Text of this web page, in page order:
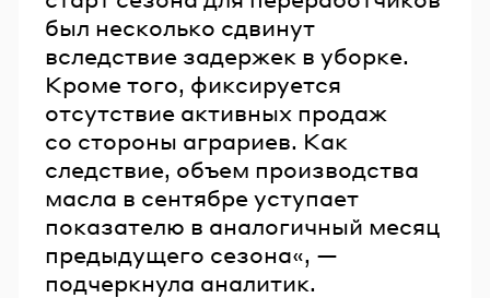
был несколько сдвинут
вследствие задержек в уборке.
Кроме того, фиксируется
отсутствие активных продаж
со стороны аграриев. Как
следствие, объем производства
масла в сентябре уступает
показателю в аналогичный месяц
предыдущего сезона«, —
подчеркнула аналитик.